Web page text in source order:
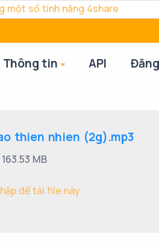
một số tính năng 4share
Thông tin API
thien nhien (2g).mp3
163.53 MB
để tải file này